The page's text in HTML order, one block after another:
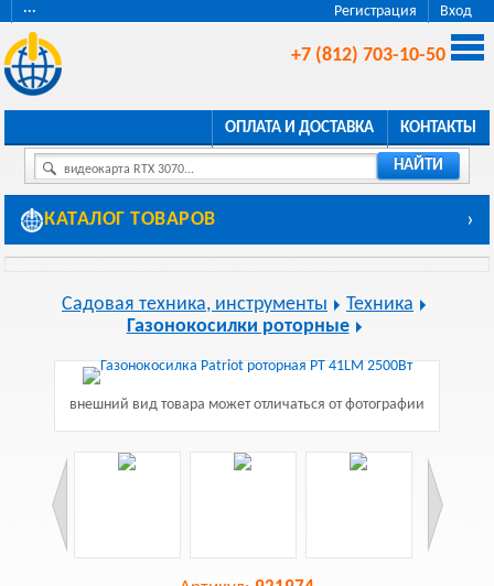
Регистрация Вход
···
+7 (812) 703-10-50
ОПЛАТА И ДОСТАВКА КОНТАКТЫ
видеокарта RTX 3070... НАЙТИ
КАТАЛОГ ТОВАРОВ ›
Садовая техника, инструменты
Техника
Газонокосилки роторные
внешний вид товара может отличаться от фотографии